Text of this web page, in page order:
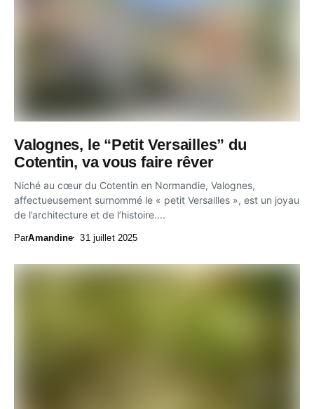
Valognes, le “Petit Versailles” du
Cotentin, va vous faire rêver
Niché au cœur du Cotentin en Normandie, Valognes,
affectueusement surnommé le « petit Versailles », est un joyau
de l’architecture et de l’histoire....
ParAmandine 31 juillet 2025